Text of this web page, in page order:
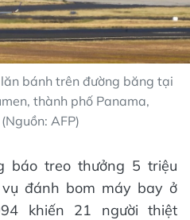
bánh trên đường băng tại
thành phố Panama,
AFP)
báo treo thưởng 5 triệu
đánh bom máy bay ở
khiến 21 người thiệt